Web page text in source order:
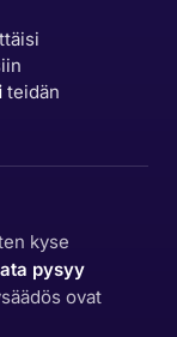
teidän
kyse
pysyy
ovat